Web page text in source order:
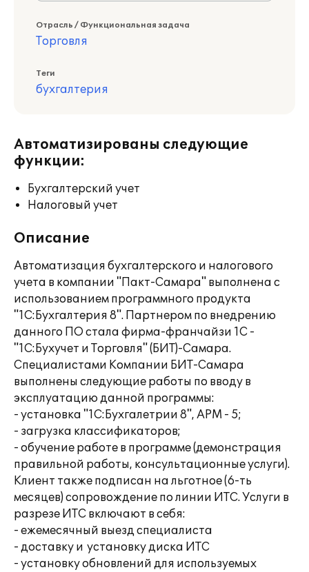
Отрасль / Функциональная задача
Торговля
Теги
бухгалтерия
Автоматизированы следующие
функции:
Бухгалтерский учет
Налоговый учет
Описание
Автоматизация бухгалтерского и налогового
учета в компании "Пакт-Самара" выполнена с
использованием программного продукта
"1С:Бухгалтерия 8". Партнером по внедрению
данного ПО стала фирма-франчайзи 1С -
"1С:Бухучет и Торговля" (БИТ)-Самара.
Специалистами Компании БИТ-Самара
выполнены следующие работы по вводу в
эксплуатацию данной программы:
- установка "1С:Бухгалетрии 8", АРМ - 5;
- загрузка классификаторов;
- обучение работе в программе (демонстрация
правильной работы, консультационные услуги).
Клиент также подписан на льготное (6-ть
месяцев) сопровождение по линии ИТС. Услуги в
разрезе ИТС включают в себя:
- ежемесячный выезд специалиста
- доставку и установку диска ИТС
- установку обновлений для используемых